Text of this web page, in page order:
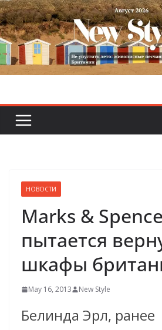
Skip
to
content
НОВОСТИ
Marks &
пытается
шкафы
May 16, 2013 New Style
Белинда Эрл, ранее